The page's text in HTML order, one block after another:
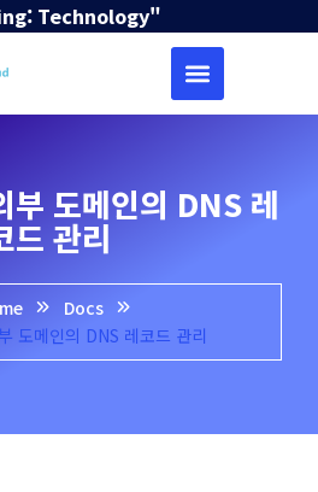
Technology"
부 도메인의 DNS 레
드 관리
Docs
도메인의 DNS 레코드 관리